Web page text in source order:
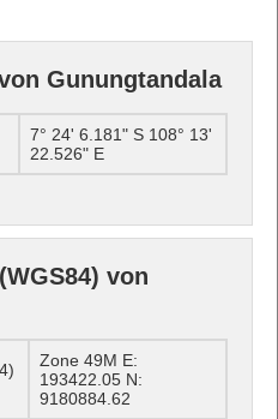
Gunungtandala
7° 24' 6.181" S 108° 13'
22.526" E
von
Zone 49M E:
193422.05 N:
9180884.62